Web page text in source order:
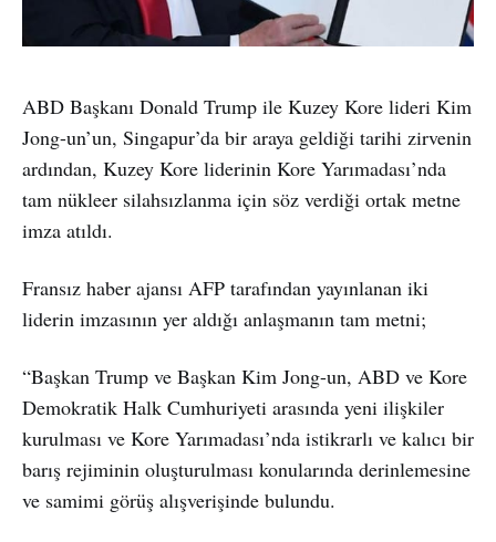
ABD Başkanı Donald Trump ile Kuzey Kore lideri Kim
Jong-un’un, Singapur’da bir araya geldiği tarihi zirvenin
ardından, Kuzey Kore liderinin Kore Yarımadası’nda
tam nükleer silahsızlanma için söz verdiği ortak metne
imza atıldı.
Fransız haber ajansı AFP tarafından yayınlanan iki
liderin imzasının yer aldığı anlaşmanın tam metni;
“Başkan Trump ve Başkan Kim Jong-un, ABD ve Kore
Demokratik Halk Cumhuriyeti arasında yeni ilişkiler
kurulması ve Kore Yarımadası’nda istikrarlı ve kalıcı bir
barış rejiminin oluşturulması konularında derinlemesine
ve samimi görüş alışverişinde bulundu.